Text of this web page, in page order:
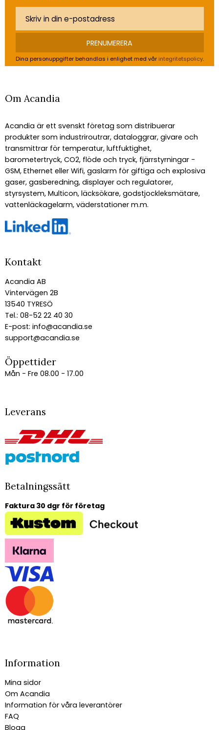
PRENUMERERA
Dina personuppgifter behandlas i enlighet med vår integritetspolicy.
Om Acandia
Acandia är ett svenskt företag som distribuerar
produkter som industriroutrar, dataloggrar, givare och
transmittrar för temperatur, luftfuktighet,
barometertryck, CO2, flöde och tryck, fjärrstyrningar -
GSM, Ethernet eller Wifi, gaslarm för giftiga och explosiva
gaser, gasberedning, displayer och regulatorer,
styrsystem, Multicon, läcksökare, godstjockleksmätare,
vattenläckagelarm, väderstationer m.m.
Kontakt
Acandia AB
Vintervägen 2B
13540 TYRESÖ
Tel.: 08-52 22 40 30
E-post: info@acandia.se
support@acandia.se
Öppettider
Mån - Fre 08.00 - 17.00
Leverans
Betalningssätt
Faktura 30 dgr för företag
Information
Mina sidor
Om Acandia
Information för våra leverantörer
FAQ
Blogg